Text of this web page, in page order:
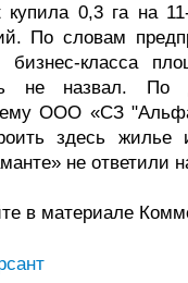
купила 0,3 га на
По словам
бизнес-класса
не назвал.
ООО «СЗ
здесь
не ответили
в материале